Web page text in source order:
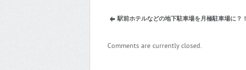
駅前ホテルなどの地下駐車場を月極駐車場に？！
Comments are currently closed.